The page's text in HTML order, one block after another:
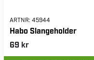
ARTNR: 45944
Habo Slangeholder
69 kr